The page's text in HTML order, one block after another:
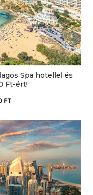
Spa hotellel és
Ft-ért!
FT